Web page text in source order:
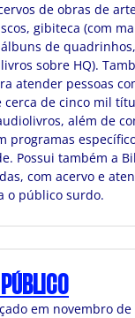
de obras de
gibiteca (com
de
sobre HQ).
atender pessoas
cerca de cinco mil
além de
programas
Possui também a
com acervo e
o público surdo.
em novembro de